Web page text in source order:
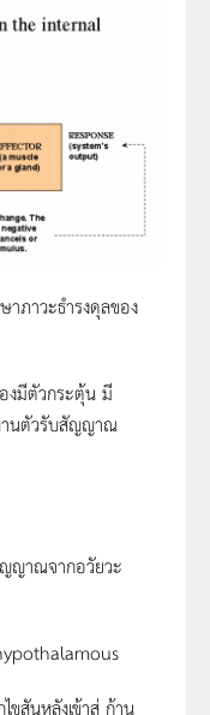
าภาวะธำรงดุลของ
งมีตัวกระตุ้น มี
นตัวรับสัญญาณ
ญาณจากอวัยวะ
สันหลังเข้าสู่ ก้าน